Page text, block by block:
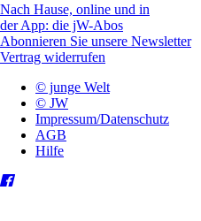
Nach Hause, online und in
der App: die jW-Abos
Abonnieren Sie unsere Newsletter
Vertrag widerrufen
© junge Welt
© JW
Impressum/Datenschutz
AGB
Hilfe